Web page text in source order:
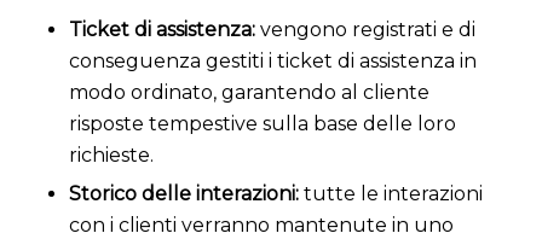
Ticket di assistenza:vengono registrati e di
conseguenza gestiti i ticket di assistenza in
modo ordinato, garantendo al cliente
risposte tempestive sulla base delle loro
richieste.
Storico delle interazioni:tutte le interazioni
con i clienti verranno mantenute in uno